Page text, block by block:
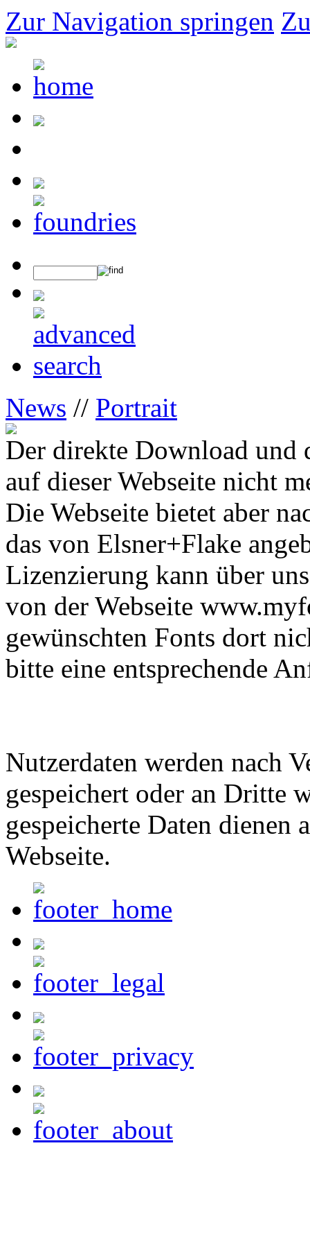
Zur Navigation springen
News // Portrait
Der direkte Download und
auf dieser Webseite nicht
Die Webseite bietet aber
das von Elsner+Flake
Lizenzierung kann über
von der Webseite
gewünschten Fonts dort
bitte eine entsprechende
Nutzerdaten werden nach
gespeichert oder an Dritte
gespeicherte Daten
Webseite.